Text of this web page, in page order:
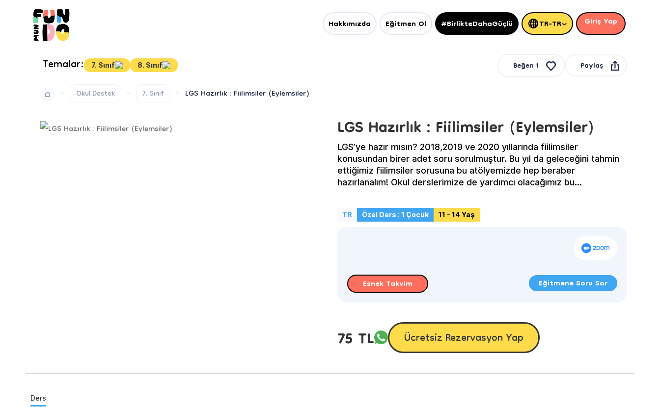
Hakkımızda Eğitmen Ol #BirlikteDahaGüçlü TR-TR Giriş Yap
Temalar: 7. Sınıf 8. Sınıf Beğen1
Paylaş
Okul Destek
7. Sınıf LGS Hazırlık : Fiilimsiler (Eylemsiler)
LGS Hazırlık : Fiilimsiler (Eylemsiler)
LGS’ye hazır mısın? 2018,2019 ve 2020 yıllarında fiilimsiler
konusundan birer adet soru sorulmuştur. Bu yıl da geleceğini tahmin
ettiğimiz fiilimsiler sorusuna bu atölyemizde hep beraber
hazırlanalım! Okul derslerimize de yardımcı olacağımız bu
Haydi, şimdi sınava hazırlanma zamanı!
TR Özel Ders : 1 Çocuk 11 - 14 Yaş
Esnek Takvim Eğitmene Soru Sor
75 TL Ücretsiz Rezervasyon Yap
Ders